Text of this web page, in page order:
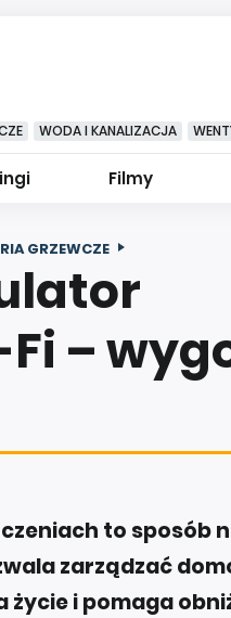
WODA I KANALIZACJA
Filmy
GRZEWCZE
–
to sposób
zarządzać
życie i pomaga